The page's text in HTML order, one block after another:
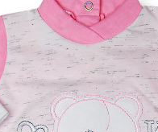
0-1 M
3-6 M
12-18M
Taglia unica